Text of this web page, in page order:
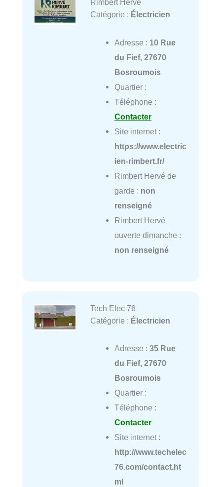
Rimbert Hervé
Catégorie : Électricien
Adresse : 10 Rue
du Fief, 27670
Bosroumois
Quartier :
Téléphone :
Contacter
Site internet :
https://www.electric
ien-rimbert.fr/
Rimbert Hervé de
garde : non
renseigné
Rimbert Hervé
ouverte dimanche :
non renseigné
Tech Elec 76
Catégorie : Électricien
Adresse : 35 Rue
du Fief, 27670
Bosroumois
Quartier :
Téléphone :
Contacter
Site internet :
http://www.techelec
76.com/contact.ht
ml